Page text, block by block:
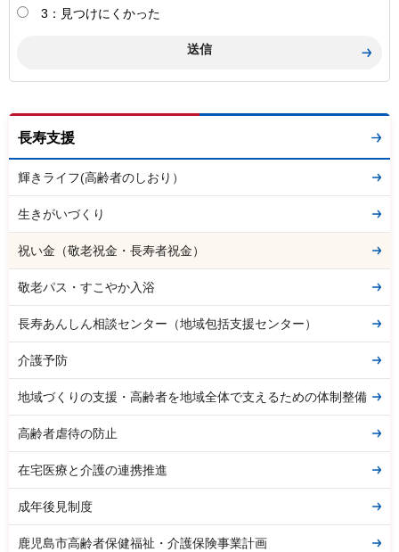
3：見つけにくかった
長寿支援
輝きライフ(高齢者のしおり）
生きがいづくり
祝い金（敬老祝金・長寿者祝金）
敬老パス・すこやか入浴
長寿あんしん相談センター（地域包括支援センター）
介護予防
地域づくりの支援・高齢者を地域全体で支えるための体制整備
高齢者虐待の防止
在宅医療と介護の連携推進
成年後見制度
鹿児島市高齢者保健福祉・介護保険事業計画